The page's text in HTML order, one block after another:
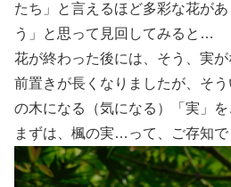
たち」と言えるほど多彩な花が
う」と思って見回してみると…
花が終わった後には、そう、実が
前置きが長くなりましたが、そ
の木になる（気になる）「実」を
まずは、楓の実…って、ご存知で